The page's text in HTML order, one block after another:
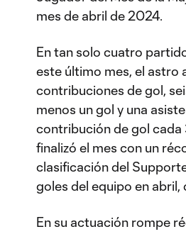
mes de abril de 2024.
En tan solo cuatro
este último mes, el astro
contribuciones de gol,
menos un gol y una
contribución de gol cada
finalizó el mes con un
clasificación del
goles del equipo en
En su actuación rompe